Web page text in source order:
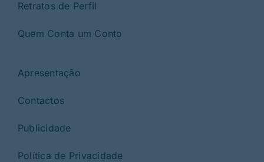
Retratos de Perfil
Quem Conta um Conto
Apresentação
Contactos
Publicidade
Política de Privacidade